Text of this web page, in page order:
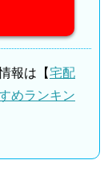
報は【宅配
めランキン